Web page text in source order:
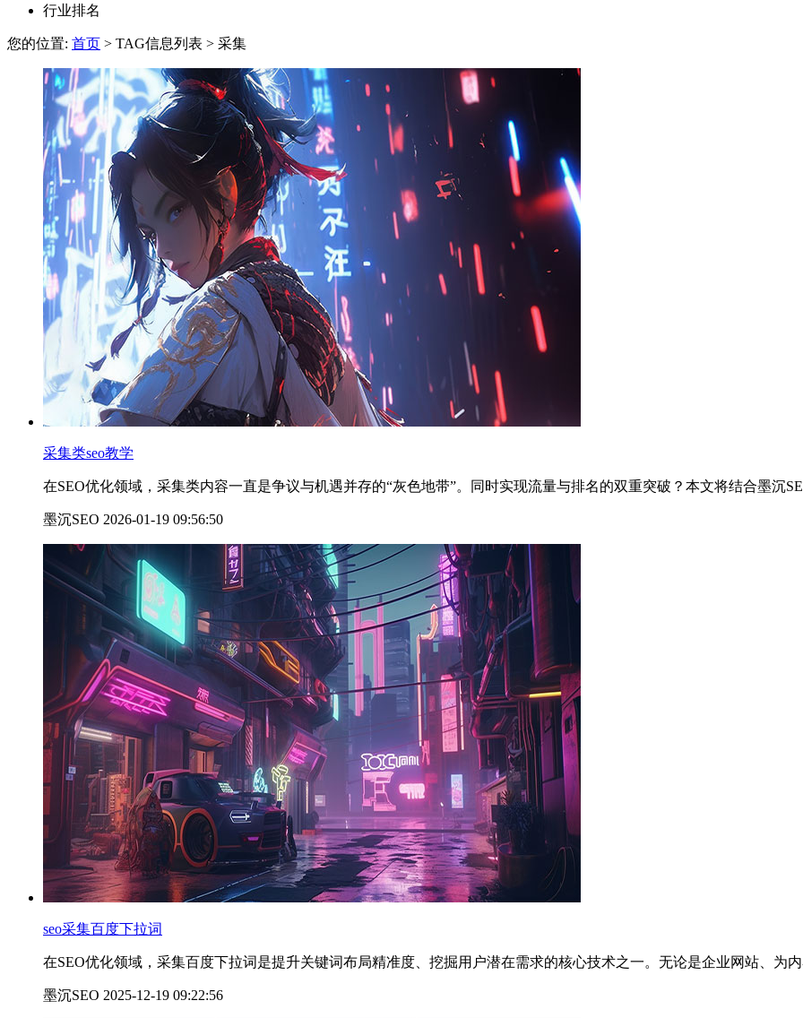
行业排名
您的位置: 首页 > TAG信息列表 > 采集
采集类seo教学
在SEO优化领域，采集类内容一直是争议与机遇并存的“灰色地带”。同时实现流量与排名的双重突破？本文将结合墨沉
墨沉SEO 2026-01-19 09:56:50
seo采集百度下拉词
在SEO优化领域，采集百度下拉词是提升关键词布局精准度、挖掘用户潜在需求的核心技术之一。无论是企业网站、为
墨沉SEO 2025-12-19 09:22:56